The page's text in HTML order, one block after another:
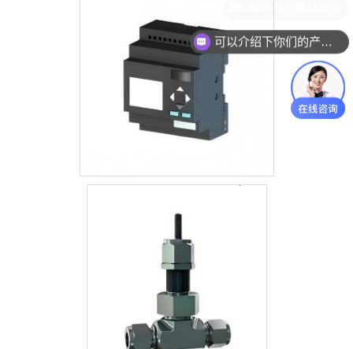
可以介绍下你们的产品么